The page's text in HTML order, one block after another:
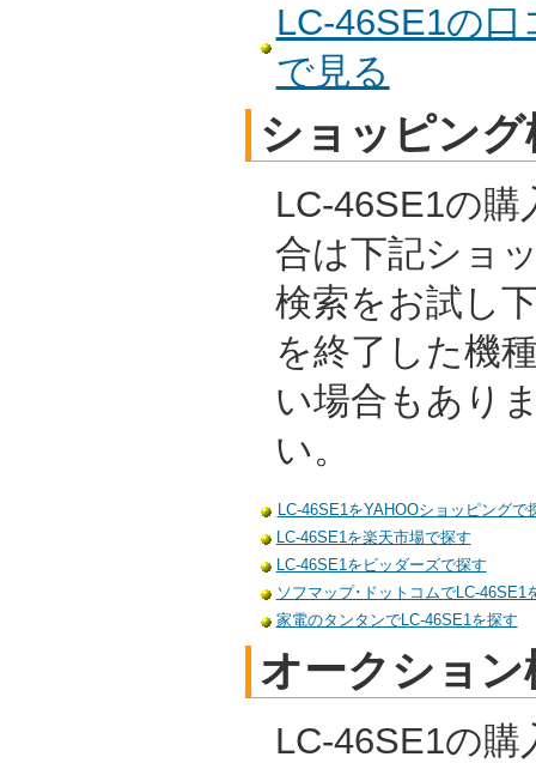
LC-46SE1の
で見る
ショッピング
LC-46SE1の
合は下記ショ
検索をお試し
を終了した機
い場合もあり
い。
LC-46SE1をYAHOOショッピングで
LC-46SE1を楽天市場で探す
LC-46SE1をビッダーズで探す
ソフマップ･ドットコムでLC-46SE1
家電のタンタンでLC-46SE1を探す
オークション
LC-46SE1の